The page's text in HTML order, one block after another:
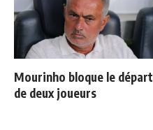
Mourinho bloque le départ
de deux joueurs